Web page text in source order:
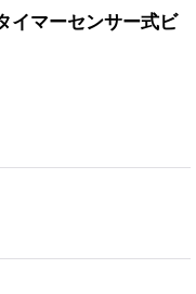
イマーセンサー式ビ